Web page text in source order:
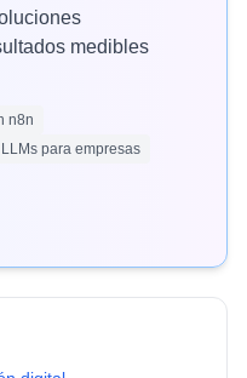
medibles
n8n
LLMs para empresas